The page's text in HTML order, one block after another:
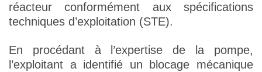
réacteur conformément aux spécifications
techniques d’exploitation (STE).
En procédant à l’expertise de la pompe,
l’exploitant a identifié un blocage mécanique